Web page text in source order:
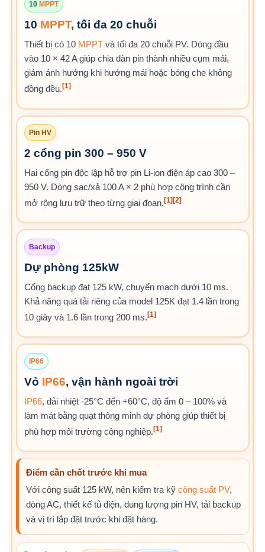
10 MPPT
10 MPPT, tối đa 20 chuỗi
Thiết bị có 10 MPPT và tối đa 20 chuỗi PV. Dòng đầu
vào 10 × 42 A giúp chia dàn pin thành nhiều cụm mái,
giảm ảnh hưởng khi hướng mái hoặc bóng che không
đồng đều. [1]
Pin HV
2 cổng pin 300 – 950 V
Hai cổng pin độc lập hỗ trợ pin Li-ion điện áp cao 300 –
950 V. Dòng sạc/xả 100 A × 2 phù hợp công trình cần
mở rộng lưu trữ theo từng giai đoạn. [1] [2]
Backup
Dự phòng 125kW
Cổng backup đạt 125 kW, chuyển mạch dưới 10 ms.
Khả năng quá tải riêng của model 125K đạt 1.4 lần trong
10 giây và 1.6 lần trong 200 ms. [1]
IP66
Vỏ IP66, vận hành ngoài trời
IP66, dải nhiệt -25°C đến +60°C, độ ẩm 0 – 100% và
làm mát bằng quạt thông minh dự phòng giúp thiết bị
phù hợp môi trường công nghiệp.[1]
Điểm cần chốt trước khi mua
Với công suất 125 kW, nên kiểm tra kỹ công suất PV,
dòng AC, thiết kế tủ điện, dung lượng pin HV, tải backup
và vị trí lắp đặt trước khi đặt hàng.